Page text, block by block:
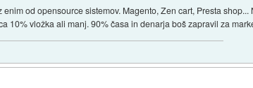
enim od opensource sistemov. Magento, Zen cart, Presta
10% vložka ali manj. 90% časa in denarja boš zapravil za